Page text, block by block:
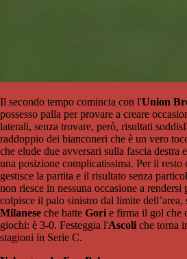
Il secondo tempo comincia con l'Union
possesso palla per provare a creare
laterali, senza trovare, però, risultati
raddoppio dei bianconeri che è un vero
che elude due avversari sulla fascia destra
una posizione complicatissima. Per il resto
gestisce la partita e il risultato senza
non riesce in nessuna occasione a rendersi
colpisce il palo sinistro dal limite dell’area,
Milanese che batte Gori e firma il gol che
giochi: è 3-0. Festeggia l'Ascoli che torna
stagioni in Serie C.